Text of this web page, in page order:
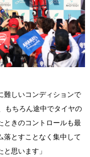
難しいコンディションで
もちろん途中でタイヤの
ときのコントロールも最
落とすことなく集中して
思います」